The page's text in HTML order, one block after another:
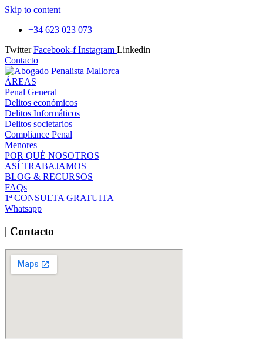
Skip to content
+34 623 023 073
Twitter Facebook-f Instagram Linkedin
Contacto
ÁREAS
Penal General
Delitos económicos
Delitos Informáticos
Delitos societarios
Compliance Penal
Menores
POR QUÉ NOSOTROS
ASÍ TRABAJAMOS
BLOG & RECURSOS
FAQs
1ª CONSULTA GRATUITA
Whatsapp
| Contacto